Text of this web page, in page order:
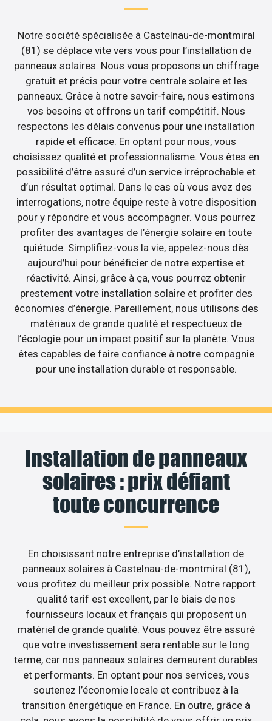
Notre société spécialisée à Castelnau-de-montmiral
(81) se déplace vite vers vous pour l’installation de
panneaux solaires. Nous vous proposons un chiffrage
gratuit et précis pour votre centrale solaire et les
panneaux. Grâce à notre savoir-faire, nous estimons
vos besoins et offrons un tarif compétitif. Nous
respectons les délais convenus pour une installation
rapide et efficace. En optant pour nous, vous
choisissez qualité et professionnalisme. Vous êtes en
possibilité d’être assuré d’un service irréprochable et
d’un résultat optimal. Dans le cas où vous avez des
interrogations, notre équipe reste à votre disposition
pour y répondre et vous accompagner. Vous pourrez
profiter des avantages de l’énergie solaire en toute
quiétude. Simplifiez-vous la vie, appelez-nous dès
aujourd’hui pour bénéficier de notre expertise et
réactivité. Ainsi, grâce à ça, vous pourrez obtenir
prestement votre installation solaire et profiter des
économies d’énergie. Pareillement, nous utilisons des
matériaux de grande qualité et respectueux de
l’écologie pour un impact positif sur la planète. Vous
êtes capables de faire confiance à notre compagnie
pour une installation durable et responsable.
Installation de panneaux
solaires : prix défiant
toute concurrence
En choisissant notre entreprise d’installation de
panneaux solaires à Castelnau-de-montmiral (81),
vous profitez du meilleur prix possible. Notre rapport
qualité tarif est excellent, par le biais de nos
fournisseurs locaux et français qui proposent un
matériel de grande qualité. Vous pouvez être assuré
que votre investissement sera rentable sur le long
terme, car nos panneaux solaires demeurent durables
et performants. En optant pour nos services, vous
soutenez l’économie locale et contribuez à la
transition énergétique en France. En outre, grâce à